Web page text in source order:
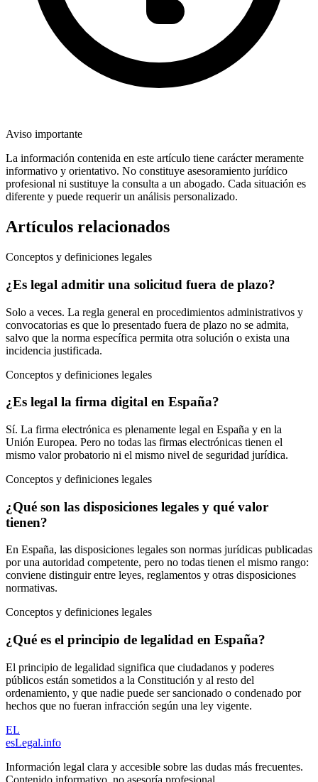
Aviso importante
La información contenida en este artículo tiene carácter meramente
informativo y orientativo. No constituye asesoramiento jurídico
profesional ni sustituye la consulta a un abogado. Cada situación es
diferente y puede requerir un análisis personalizado.
Artículos relacionados
Conceptos y definiciones legales
¿Es legal admitir una solicitud fuera de plazo?
Solo a veces. La regla general en procedimientos administrativos y
convocatorias es que lo presentado fuera de plazo no se admita,
salvo que la norma específica permita otra solución o exista una
incidencia justificada.
Conceptos y definiciones legales
¿Es legal la firma digital en España?
Sí. La firma electrónica es plenamente legal en España y en la
Unión Europea. Pero no todas las firmas electrónicas tienen el
mismo valor probatorio ni el mismo nivel de seguridad jurídica.
Conceptos y definiciones legales
¿Qué son las disposiciones legales y qué valor
tienen?
En España, las disposiciones legales son normas jurídicas publicadas
por una autoridad competente, pero no todas tienen el mismo rango:
conviene distinguir entre leyes, reglamentos y otras disposiciones
normativas.
Conceptos y definiciones legales
¿Qué es el principio de legalidad en España?
El principio de legalidad significa que ciudadanos y poderes
públicos están sometidos a la Constitución y al resto del
ordenamiento, y que nadie puede ser sancionado o condenado por
hechos que no fueran infracción según una ley vigente.
EL
esLegal.info
Información legal clara y accesible sobre las dudas más frecuentes.
Contenido informativo, no asesoría profesional.